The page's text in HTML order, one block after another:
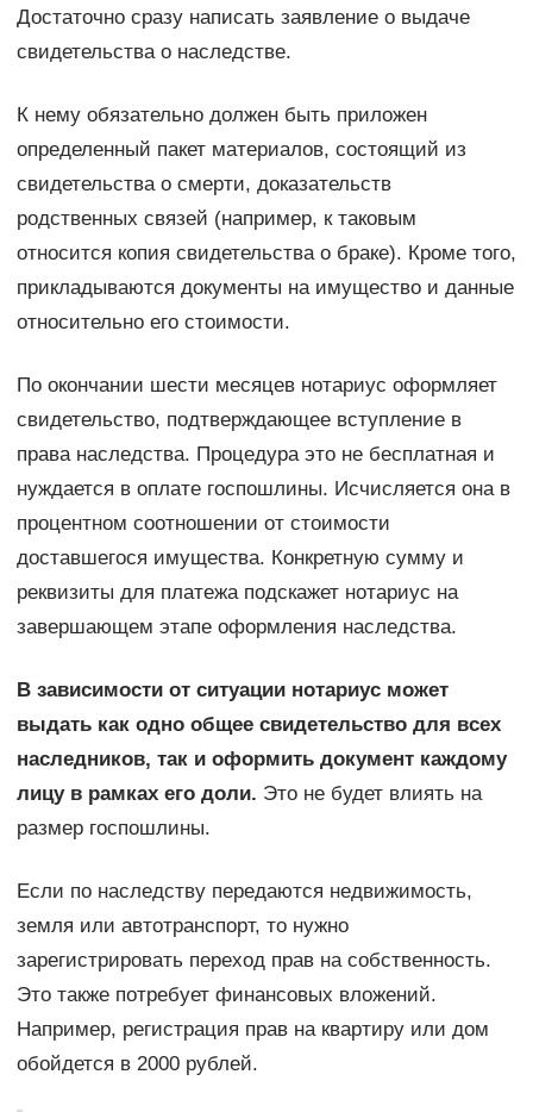
Достаточно сразу написать заявление о выдаче
свидетельства о наследстве.
К нему обязательно должен быть приложен
определенный пакет материалов, состоящий из
свидетельства о смерти, доказательств
родственных связей (например, к таковым
относится копия свидетельства о браке). Кроме того,
прикладываются документы на имущество и данные
относительно его стоимости.
По окончании шести месяцев нотариус оформляет
свидетельство, подтверждающее вступление в
права наследства. Процедура это не бесплатная и
нуждается в оплате госпошлины. Исчисляется она в
процентном соотношении от стоимости
доставшегося имущества. Конкретную сумму и
реквизиты для платежа подскажет нотариус на
завершающем этапе оформления наследства.
В зависимости от ситуации нотариус может
выдать как одно общее свидетельство для всех
наследников, так и оформить документ каждому
лицу в рамках его доли. Это не будет влиять на
размер госпошлины.
Если по наследству передаются недвижимость,
земля или автотранспорт, то нужно
зарегистрировать переход прав на собственность.
Это также потребует финансовых вложений.
Например, регистрация прав на квартиру или дом
обойдется в 2000 рублей.